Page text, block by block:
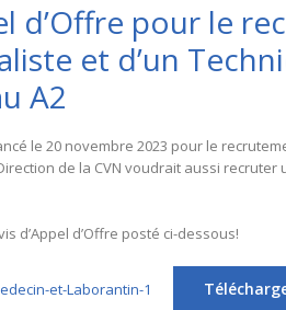
d’Offre pour le
et d’un
A2
le 20 novembre 2023 pour le
de la CVN voudrait aussi
d’Appel d’Offre posté ci-dessous!
et-Laborantin-1